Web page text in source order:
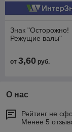
Знак "Осторожно!
Режущие валы"
от 3,60 руб.
О нас
Рейтинг не
Менее 5